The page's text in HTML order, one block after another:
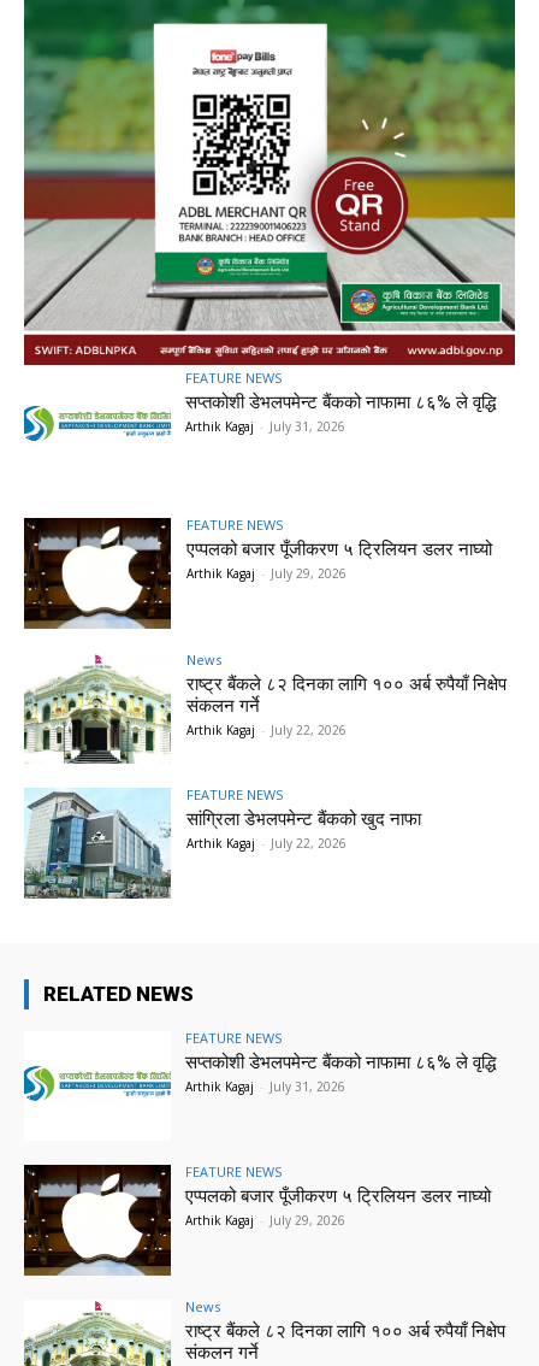
FEATURE NEWS
सप्तकोशी डेभलपमेन्ट बैंकको नाफामा ८६% ले वृद्धि
Arthik Kagaj - July 31, 2026
FEATURE NEWS
एप्पलको बजार पूँजीकरण ५ ट्रिलियन डलर नाघ्यो
Arthik Kagaj - July 29, 2026
News
राष्ट्र बैंकले ८२ दिनका लागि १०० अर्ब रुपैयाँ निक्षेप
संकलन गर्ने
Arthik Kagaj - July 22, 2026
FEATURE NEWS
सांग्रिला डेभलपमेन्ट बैंकको खुद नाफा
Arthik Kagaj - July 22, 2026
RELATED NEWS
FEATURE NEWS
सप्तकोशी डेभलपमेन्ट बैंकको नाफामा ८६% ले वृद्धि
Arthik Kagaj - July 31, 2026
FEATURE NEWS
एप्पलको बजार पूँजीकरण ५ ट्रिलियन डलर नाघ्यो
Arthik Kagaj - July 29, 2026
News
राष्ट्र बैंकले ८२ दिनका लागि १०० अर्ब रुपैयाँ निक्षेप
संकलन गर्ने